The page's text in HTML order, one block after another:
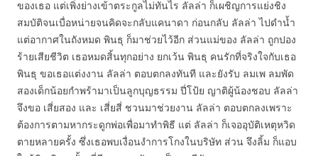
ของเธอ แต่เพิ่งย่างเข้าตระกูลไม่ทันไร ลัลล่า ก็เผชิญการแย่งชิง
สมบัติจนเบื่อหน่ายจนคิดจะกลับแคนาดา ก่อนกลับ ลัลล่า ไปดำน้ำ
แต่อากาศในถังหมด พินธุ ก็มาช่วยไว้อีก ส่วนแม่ของ ลัลล่า ถูกปอง
ร้ายเสียชีวิต เธอหมดสิ้นทุกอย่าง ยกเว้น พินธุ คนรักที่จริงใจกับเธอ
พินธุ ขอเธอแต่งงาน ลัลล่า ตอบตกลงทันที และยังรับ ลมเพ ลมพัด
สองเด็กน้อยกำพร้ามาเป็นลูกบุญธรรม ปี่โป้ย ญาติผู้น้องชอบ ลัลล่า
จึงขอ เสี่ยสอง และ เสี่ยสี่ ชวนมาช่วยงาน ลัลล่า ตอบตกลงเพราะ
ต้องการตามหากระดูกพ่อเพื่อมาทำพิธี แต่ ลัลล่า ก็เจออุบัติเหตุหวิด
ตายหลายครั้ง ซึ่งเธอพบเงื่อนงำการโกงในบริษัท ส่วน จึงลิ้ม ก็แอบ